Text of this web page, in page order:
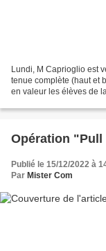
Lundi, M Caprioglio est
tenue complète (haut et
en valeur les élèves de
Opération "Pull
Publié le 15/12/2022 à
Par Mister Com